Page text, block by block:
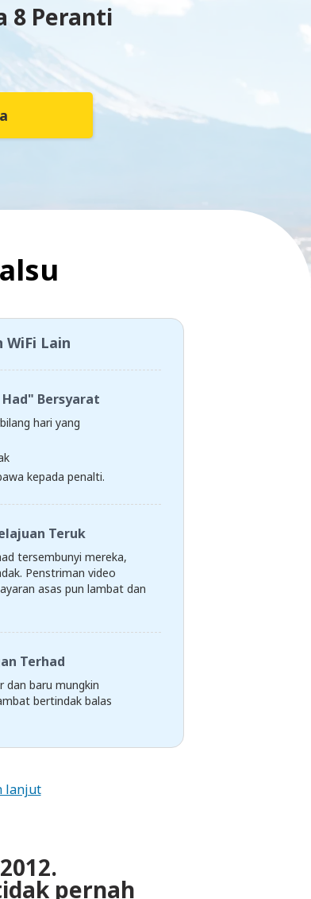
8 Peranti
WiFi Lain
Bersyarat
hari yang
kepada penalti.
Teruk
tersembunyi mereka,
Penstriman video
asas pun lambat dan
Terhad
dan baru mungkin
bertindak balas
lanjut
pernah